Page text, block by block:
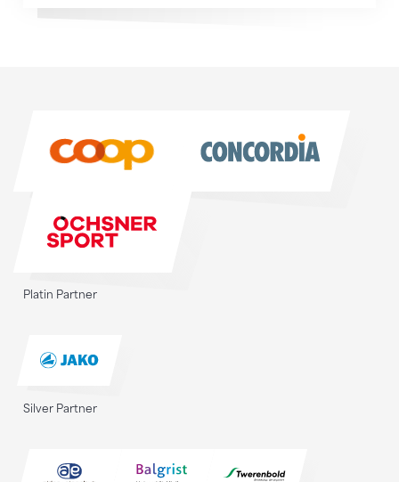
Platin Partner
Silver Partner